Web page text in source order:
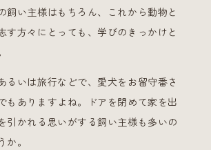
飼い主様はもちろん、これから動物と
す方々にとっても、学びのきっかけと
るいは旅行などで、愛犬をお留守番さ
もありますよね。ドアを閉めて家を出
引かれる思いがする飼い主様も多いの
か。